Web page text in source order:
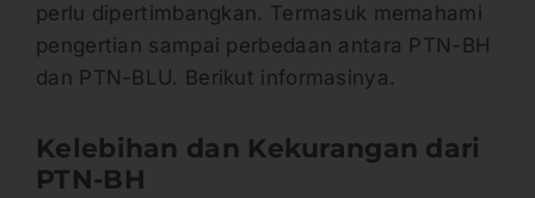
perlu dipertimbangkan. Termasuk memahami
pengertian sampai perbedaan antara PTN-BH
dan PTN-BLU. Berikut informasinya.
Kelebihan dan Kekurangan dari
PTN-BH